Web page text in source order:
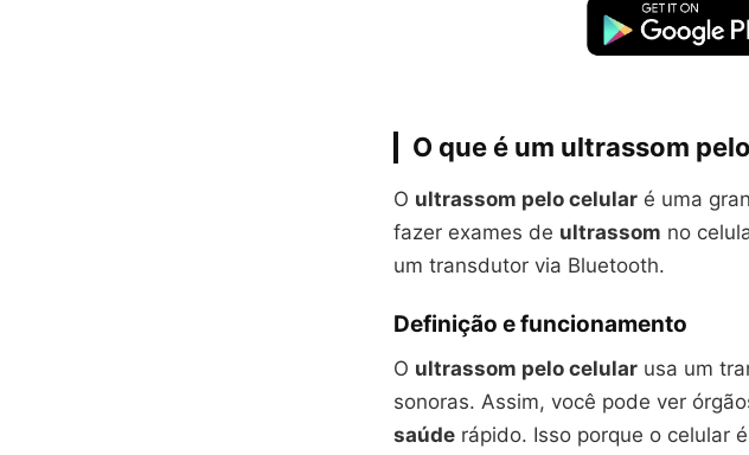
O que é um ultrassom
O ultrassom pelo celular é uma
fazer exames de ultrassom no
um transdutor via Bluetooth.
Definição e funcionamento
O ultrassom pelo celular usa um
sonoras. Assim, você pode ver
saúde rápido. Isso porque o celular